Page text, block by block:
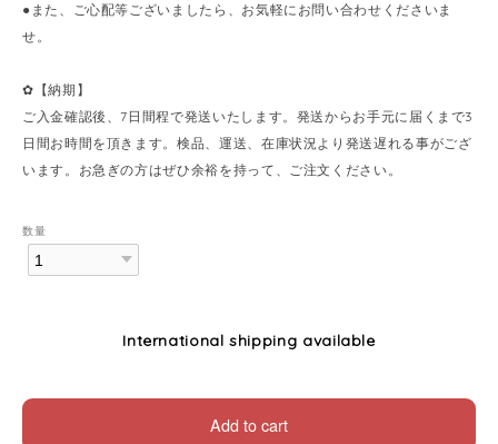
●また、ご心配等ございましたら、お気軽にお問い合わせくださいま
せ。
✿【納期】
ご入金確認後、7日間程で発送いたします。発送からお手元に届くまで3
日間お時間を頂きます。検品、運送、在庫状況より発送遅れる事がござ
います。お急ぎの方はぜひ余裕を持って、ご注文ください。
数量
International shipping available
Add to cart